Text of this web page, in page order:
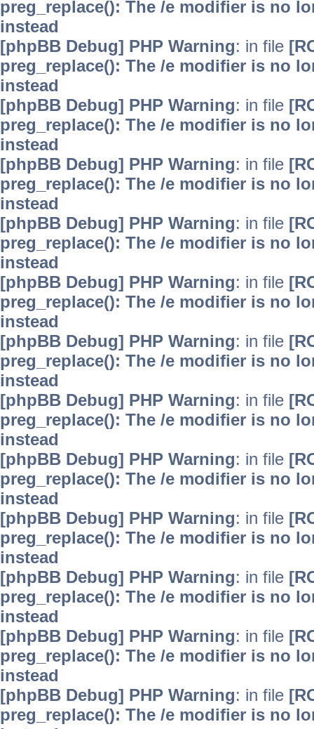
preg_replace(): The /e modifier is no
instead
[phpBB Debug] PHP Warning: in file
preg_replace(): The /e modifier is no
instead
[phpBB Debug] PHP Warning: in file
preg_replace(): The /e modifier is no
instead
[phpBB Debug] PHP Warning: in file
preg_replace(): The /e modifier is no
instead
[phpBB Debug] PHP Warning: in file
preg_replace(): The /e modifier is no
instead
[phpBB Debug] PHP Warning: in file
preg_replace(): The /e modifier is no
instead
[phpBB Debug] PHP Warning: in file
preg_replace(): The /e modifier is no
instead
[phpBB Debug] PHP Warning: in file
preg_replace(): The /e modifier is no
instead
[phpBB Debug] PHP Warning: in file
preg_replace(): The /e modifier is no
instead
[phpBB Debug] PHP Warning: in file
preg_replace(): The /e modifier is no
instead
[phpBB Debug] PHP Warning: in file
preg_replace(): The /e modifier is no
instead
[phpBB Debug] PHP Warning: in file
preg_replace(): The /e modifier is no
instead
[phpBB Debug] PHP Warning: in file
preg_replace(): The /e modifier is no